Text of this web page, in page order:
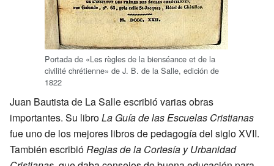
Portada de «Les règles de la bienséance et de la
civilité chrétienne» de J. B. de la Salle, edición de
1822
Juan Bautista de La Salle escribió varias obras
importantes. Su libroLa Guía de las Escuelas Cristianas
fue uno de los mejores libros de pedagogía del siglo XVII.
También escribióReglas de la Cortesía y Urbanidad